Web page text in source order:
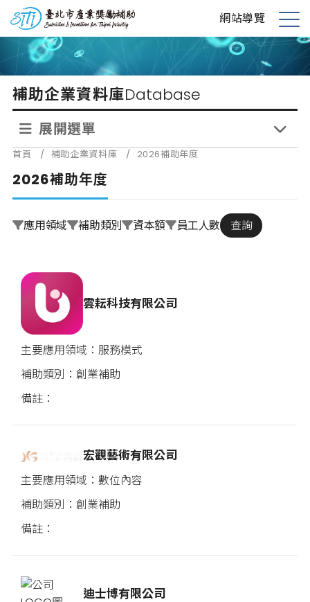
到
內
台北市產業獎勵補助 網站導覽
展
單
補助企業資料庫Database
展開選單
首頁 / 補助企業資料庫 / 2026補助年度
2026補助年度
應用領域 補助類別 資本額 員工人數 查詢
雲耘科技有限公司
服務模式
創業補助
宏觀藝術有限公司
數位內容
創業補助
迪士博有限公司